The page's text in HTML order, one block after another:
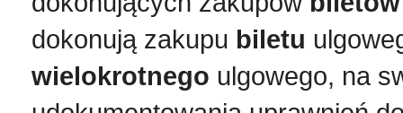
dokonują zakupu biletu
wielokrotnego ulgowego, na